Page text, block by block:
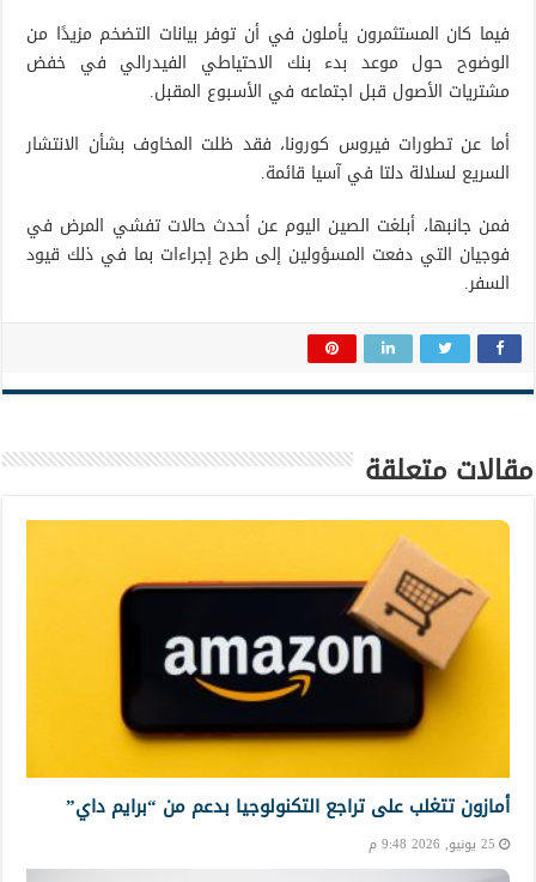
فيما كان المستثمرون يأملون في أن توفر بيانات التضخم مزيدًا من
الوضوح حول موعد بدء بنك الاحتياطي الفيدرالي في خفض
مشتريات الأصول قبل اجتماعه في الأسبوع المقبل.
أما عن تطورات فيروس كورونا، فقد ظلت المخاوف بشأن الانتشار
السريع لسلالة دلتا في آسيا قائمة.
فمن جانبها، أبلغت الصين اليوم عن أحدث حالات تفشي المرض في
فوجيان التي دفعت المسؤولين إلى طرح إجراءات بما في ذلك قيود
السفر.
مقالات متعلقة
أمازون تتغلب على تراجع التكنولوجيا بدعم من “برايم داي”
25 يونيو, 2026 9:48 م